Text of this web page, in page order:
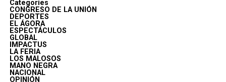
Categories
CONGRESO DE LA UNIÓN
DEPORTES
EL ÁGORA
ESPECTÁCULOS
GLOBAL
IMPACTUS
LA FERIA
LOS MALOSOS
MANO NEGRA
NACIONAL
OPINIÓN